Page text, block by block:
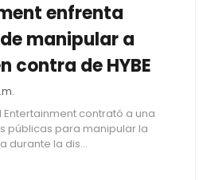
enfrenta
manipular a
contra de HYBE
Entertainment contrató a una
públicas para manipular la
durante la dis...